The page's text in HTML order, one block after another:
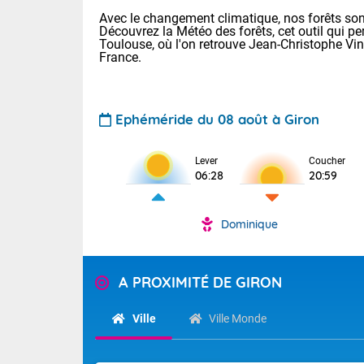
Avec le changement climatique, nos forêts
Découvrez la Météo des forêts, cet outil qui
Toulouse, où l'on retrouve Jean-Christophe
France.
Ephéméride du 08 août à Giron
Lever
06:28
Coucher
20:59
Dominique
A PROXIMITÉ DE GIRON
Ville Ville Monde
Voici les
31 Lyon : 35
: 32 Nancy :
31 Lille : 28
Pyrénées, la
Les orages